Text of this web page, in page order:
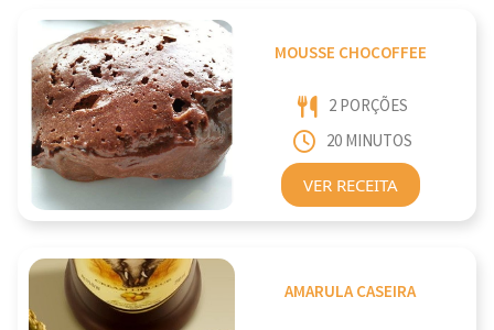
MOUSSE CHOCOFFEE
2 PORÇÕES
20 MINUTOS
VER RECEITA
AMARULA CASEIRA